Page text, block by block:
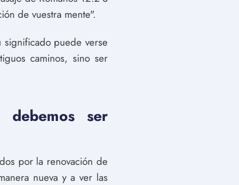
de vuestra mente".
significado puede verse
caminos, sino ser
ser
por la renovación de
nueva y a ver las